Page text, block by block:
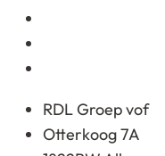
RDL Groep vof
Otterkoog 7A